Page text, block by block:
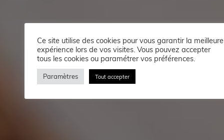
Ce site utilise des cookies pour vous garantir la meilleure
expérience lors de vos visites. Vous pouvez accepter
tous les cookies ou paramétrer vos préférences.
Paramètres Tout accepter